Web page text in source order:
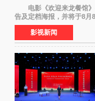
电影《欢迎来龙餐馆》
告及定档海报，并将于8
食大片，影片讲述的是中国
影视新闻